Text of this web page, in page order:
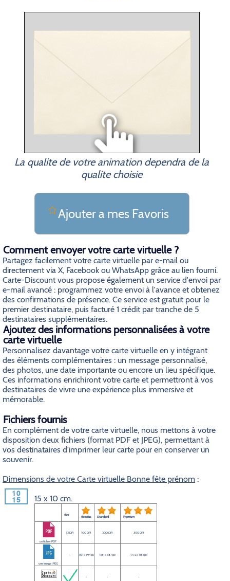
La qualite de votre animation dependra de la
qualite choisie
Ajouter a mes Favoris
Comment envoyer votre carte virtuelle ?
Partagez facilement votre carte virtuelle par e-mail ou
directement via X, Facebook ou WhatsApp grâce au lien fourni.
Carte-Discount vous propose également un service d'envoi par
e-mail avancé : programmez votre envoi à l'avance et obtenez
des confirmations de présence. Ce service est gratuit pour le
premier destinataire, puis facturé 1 crédit par tranche de 5
destinataires supplémentaires.
Ajoutez des informations personnalisées à votre
carte virtuelle
Personnalisez davantage votre carte virtuelle en y intégrant
des éléments complémentaires : un message personnalisé,
des photos, une date importante ou encore un lieu spécifique.
Ces informations enrichiront votre carte et permettront à vos
destinataires de vivre une expérience plus immersive et
mémorable.
Fichiers fournis
En complément de votre carte virtuelle, nous mettons à votre
disposition deux fichiers (format PDF et JPEG), permettant à
vos destinataires d'imprimer leur carte pour en conserver un
souvenir.
Dimensions de votre Carte virtuelle Bonne fête prénom :
15 x 10 cm.
éco éco plus Standard Premium
un fichier PDF
72 DPI 100 DPI 200 DPI 300 DPI
une image JPEG
- 591 x 394 px 1181 x 787 px 1772 x 1181 px
- - -